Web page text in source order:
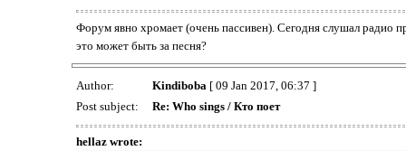
Форум явно хромает (очень пассивен). Сегодня слушал радио
это может быть за песня?
Author: Kindiboba [ 09 Jan 2017, 06:37 ]
Post subject:
Re: Who sings / Кто поет
hellaz wrote: